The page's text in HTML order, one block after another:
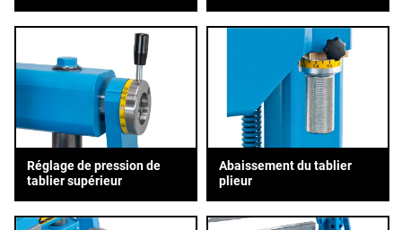
Réglage de pression de
tablier supérieur
Abaissement du tablier
plieur